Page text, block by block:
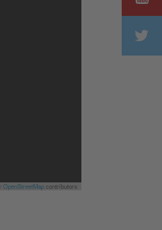
OpenStreetMapcontributors